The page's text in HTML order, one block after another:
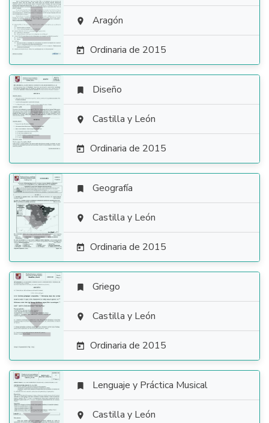
  Aragón
 Ordinaria de 2015

 Diseño
 Castilla y León
 Ordinaria de 2015

 Geografía
 Castilla y León
 Ordinaria de 2015

 Griego
 Castilla y León
 Ordinaria de 2015
 Lenguaje y Práctica Musical
 Castilla y León